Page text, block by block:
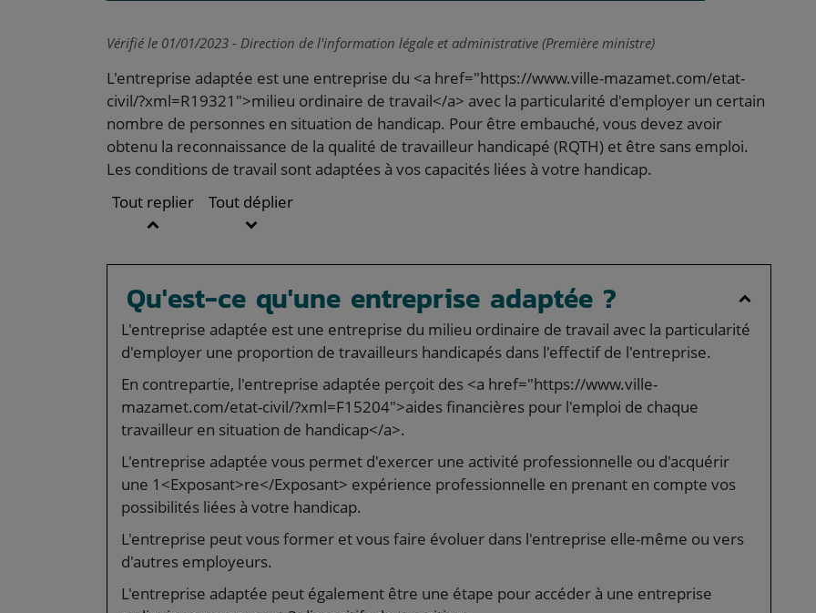
Vérifié le 01/01/2023 - Direction de l'information légale et administrative (Première ministre)
L'entreprise adaptée est une entreprise du <a href="https://www.ville-mazamet.com/etat-
civil/?xml=R19321">milieu ordinaire de travail</a> avec la particularité d'employer un certain
nombre de personnes en situation de handicap. Pour être embauché, vous devez avoir
obtenu la reconnaissance de la qualité de travailleur handicapé (RQTH) et être sans emploi.
Les conditions de travail sont adaptées à vos capacités liées à votre handicap.
Tout replier
Tout déplier
Qu'est-ce qu'une entreprise adaptée ?
L'entreprise adaptée est une entreprise du milieu ordinaire de travail avec la particularité
d'employer une proportion de travailleurs handicapés dans l'effectif de l'entreprise.
En contrepartie, l'entreprise adaptée perçoit des <a href="https://www.ville-
mazamet.com/etat-civil/?xml=F15204">aides financières pour l'emploi de chaque
travailleur en situation de handicap</a>.
L'entreprise adaptée vous permet d'exercer une activité professionnelle ou d'acquérir
une 1<Exposant>re</Exposant> expérience professionnelle en prenant en compte vos
possibilités liées à votre handicap.
L'entreprise peut vous former et vous faire évoluer dans l'entreprise elle-même ou vers
d'autres employeurs.
L'entreprise adaptée peut également être une étape pour accéder à une entreprise